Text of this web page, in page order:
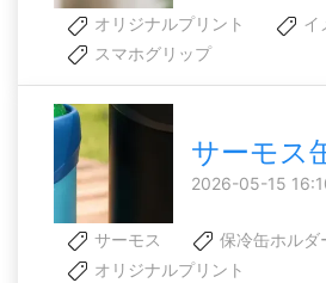
オリジナルプリント
イ
スマホグリップ
サーモス
2026-05-15
サーモス
保冷缶ホルダ
オリジナルプリント